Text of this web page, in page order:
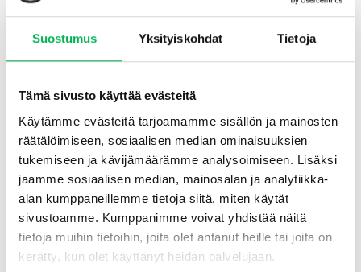
Suostumus Yksityiskohdat Tietoja
Tämä sivusto käyttää evästeitä
Käytämme evästeitä tarjoamamme sisällön ja mainosten
räätälöimiseen, sosiaalisen median ominaisuuksien
tukemiseen ja kävijämäärämme analysoimiseen. Lisäksi
jaamme sosiaalisen median, mainosalan ja analytiikka-
alan kumppaneillemme tietoja siitä, miten käytät
sivustoamme. Kumppanimme voivat yhdistää näitä
tietoja muihin tietoihin, joita olet antanut heille tai joita on
kerätty, kun olet käyttänyt heidän palvelujaan.
erinomaisesti laitteisiin, joissa on keskisuuri virrankulutus, kuten
valmistettu turvallisuus ja kestävyys huomioiden, ja ne tarjoavat
tasaisen virtalähteen jokaisella käyttökerralla.
Edut
Alkaliteknologia takaa pitkäkestoisen ja luotettavan
suorituskyvyn
Standardikoko C (tunnetaan myös nimellä LR14) – sopii
moniin koti- ja vapaa-ajan tuotteisiin
Pitkä säilyvyysaika – ihanteellinen varaparistoksi
Vuotosuoja turvalliseen käyttöön